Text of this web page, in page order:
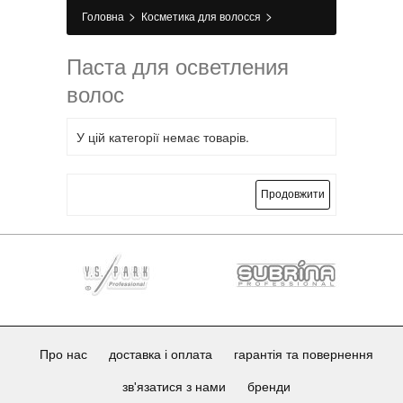
Головна > Косметика для волосся >
Паста для осветления
волос
У цій категорії немає товарів.
Продовжити
Про нас доставка і оплата гарантія та повернення
зв'язатися з нами бренди